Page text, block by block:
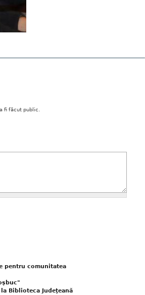
fi făcut public.
pentru comunitatea
Biblioteca Judeţeană